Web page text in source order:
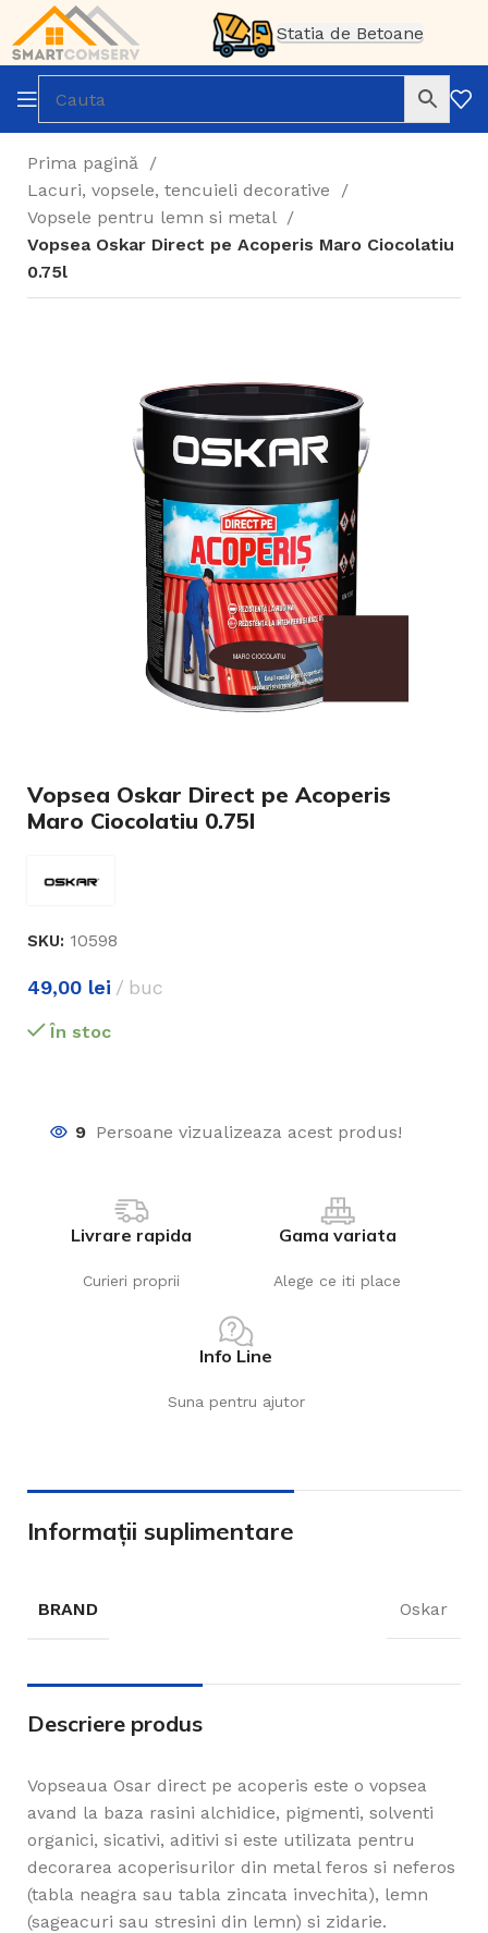
Statia de Betoane
Prima pagină
Lacuri, vopsele, tencuieli decorative
Vopsele pentru lemn si metal
Vopsea Oskar Direct pe Acoperis Maro Ciocolatiu
0.75l
Vopsea Oskar Direct pe Acoperis
Maro Ciocolatiu 0.75l
SKU: 10598
49,00 lei buc
În stoc
9 Persoane vizualizeaza acest produs!
Livrare rapida
Curieri proprii
Gama variata
Alege ce iti place
Info Line
Suna pentru ajutor
Informații suplimentare
BRAND Oskar
Descriere produs
Vopseaua Osar direct pe acoperis este o vopsea
avand la baza rasini alchidice, pigmenti, solventi
organici, sicativi, aditivi si este utilizata pentru
decorarea acoperisurilor din metal feros si neferos
(tabla neagra sau tabla zincata invechita), lemn
(sageacuri sau stresini din lemn) si zidarie.